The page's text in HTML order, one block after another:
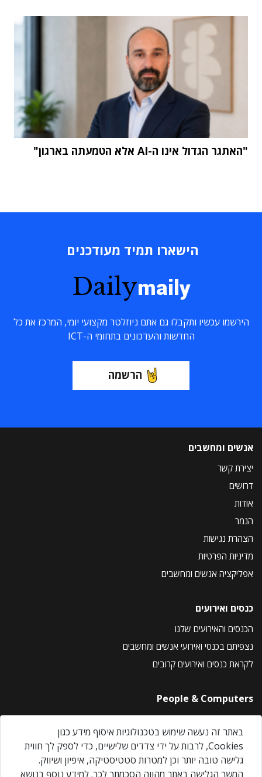
"האתגר הגדול אינו ה-AI אלא הטמעתה בארגון"
הישארו תמיד מעודכנים
Dailymaily
הירשמו עכשיו ותקבלו גם אתם ניוזלטר מקצועי יומי, המרכז את כל
החדשות והעדכונים בתחומי ה-ICT
הרשמה
אנשים ומחשבים
יצירת קשר
דרושים
אודות
הנמר
הצהרת נגישות
מדיניות הפרטיות
אפליקציה אנשים ומחשבים
כנסים ואירועים
הכנסים והאירועים שלנו
נצפיתם בכנסי ואירועי אנשים ומחשבים
לקראת כנסים ואירועים קרובים
People & Computers
About Us
Privacy Policy
Contact Us
Our Events
באתר זה נעשה שימוש בטכנולוגיות איסוף מידע כגון
Cookies, לרבות על ידי צדדים שלישיים, כדי לספק לך חווית
גלישה טובה יותר וכן למטרות סטטיסטיקה, איפיון ושיווק.
המשך הגלישה באתר מהווה הסכמתך לכך. למידע נוסף בנושא